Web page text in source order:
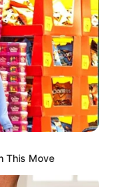
This Move